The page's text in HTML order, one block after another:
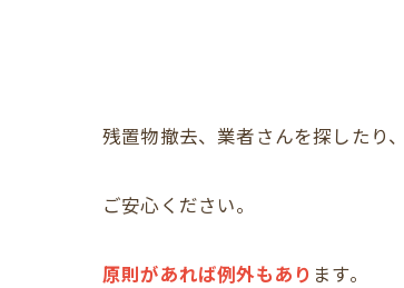
残置物撤去、業者さんを探したり
ご安心ください。
原則があれば例外もあり ます。